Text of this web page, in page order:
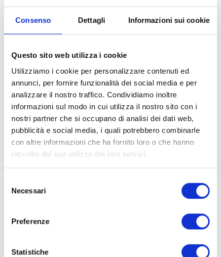
Consenso Dettagli Informazioni sui cookie
Questo sito web utilizza i cookie
Utilizziamo i cookie per personalizzare contenuti ed
annunci, per fornire funzionalità dei social media e per
analizzare il nostro traffico. Condividiamo inoltre
informazioni sul modo in cui utilizza il nostro sito con i
nostri partner che si occupano di analisi dei dati web,
pubblicità e social media, i quali potrebbero combinarle
con altre informazioni che ha fornito loro o che hanno
raccolto dal suo utilizzo dei loro servizi.
delNecessari
Preferenze
Statistiche
Kategorien: Ziernägel ,Quadratische Ziernägel
Beschreibung
Flache Vierkantnieten Art. Flat Square
Art. 16FLAT SQUARE3 x 3mm
Art. 20FLAT SQUARE4 x 4mm
Art. 40FLAT SQUARE
6,5×6,5mm
Art. 8x8FLAT SQUARE8 x 8mm
Art. 10x10FLAT SQUARE10x10mm
Art. 12x12FLAT SQUARE
12x12mm